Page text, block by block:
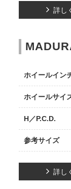
詳し
ホイールイン
ホイールサイ
H／P.C.D.
参考サイズ
詳し